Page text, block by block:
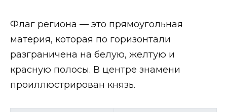
Флаг региона — это прямоугольная
материя, которая по горизонтали
разграничена на белую, желтую и
красную полосы. В центре знамени
проиллюстрирован князь.